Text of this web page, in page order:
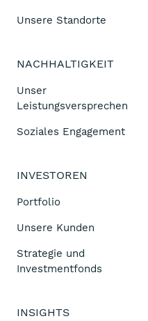
Unsere Standorte
NACHHALTIGKEIT
Unser
Leistungsversprechen
Soziales Engagement
INVESTOREN
Portfolio
Unsere Kunden
Strategie und
Investmentfonds
INSIGHTS